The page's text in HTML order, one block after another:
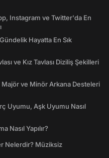
Instagram ve Twitter'da En
Hayatta En Sık
ve Kız Tavlası Diziliş Şekilleri
Majör ve Minör Arkana Desteleri
Uyumu, Aşk Uyumu Nasıl
Nasıl Yapılır?
Nelerdir? Müziksiz